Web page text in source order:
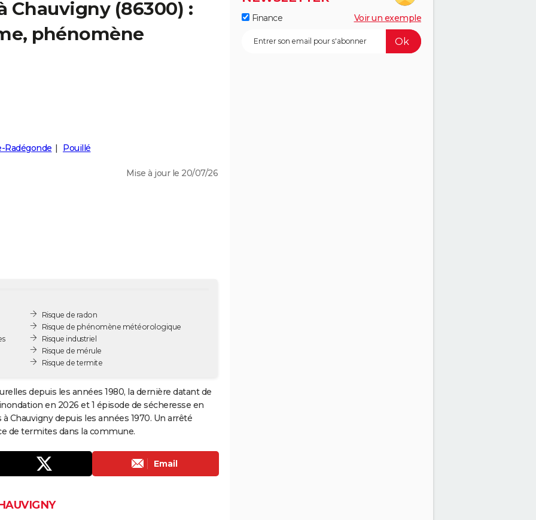
Chauvigny (86300) :
phénomène
Radégonde Pouillé
Mise à jour le 20/07/26
Risque de radon
Risque de phénomène météorologique
Risque industriel
Risque de mérule
Risque de termite
depuis les années 1980, la dernière datant de
en 2026 et 1 épisode de sécheresse en
Chauvigny depuis les années 1970. Un arrêté
de termites dans la commune.
Email
Finance Voir un exemple